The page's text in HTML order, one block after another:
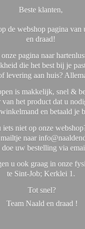
Beste klanten,
de webshop pagina van
en draad!
pagina naar
die het best bij je
levering aan huis?
is makkelijk, snel &
van het product dat u
en betaald je
iets niet op onze
naar
doe uw bestelling via
u ook graag in onze
te Sint-Job; Kerklei 1.
Tot snel?
Team Naald en draad !